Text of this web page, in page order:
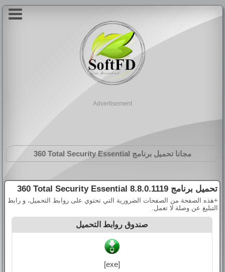
Advertisement
مجانا تحميل برنامج 360 Total Security Essential
تحميل برنامج 360 Total Security Essential 8.8.0.1119
+هذه الصفحة من الصفحات الضرورية التي تحتوي على روابط التحميل، و رابط
التبليغ عن وصلة لا تعمل.
صندوق روابط التحميل
[exe]